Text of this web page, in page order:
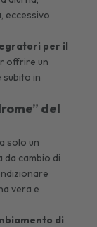
eccessivo
per il
offrire un
in
del
solo un
da cambio di
vera e
di